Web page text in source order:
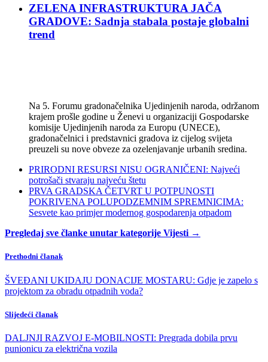
ZELENA INFRASTRUKTURA JAČA
GRADOVE: Sadnja stabala postaje globalni
trend
Na 5. Forumu gradonačelnika Ujedinjenih naroda, održanom
krajem prošle godine u Ženevi u organizaciji Gospodarske
komisije Ujedinjenih naroda za Europu (UNECE),
gradonačelnici i predstavnici gradova iz cijelog svijeta
preuzeli su nove obveze za ozelenjavanje urbanih sredina.
PRIRODNI RESURSI NISU OGRANIČENI: Najveći
potrošači stvaraju najveću štetu
PRVA GRADSKA ČETVRT U POTPUNOSTI
POKRIVENA POLUPODZEMNIM SPREMNICIMA:
Sesvete kao primjer modernog gospodarenja otpadom
Pregledaj sve članke unutar kategorije Vijesti →
Prethodni članak
ŠVEĐANI UKIDAJU DONACIJE MOSTARU: Gdje je zapelo s
projektom za obradu otpadnih voda?
Slijedeći članak
DALJNJI RAZVOJ E-MOBILNOSTI: Pregrada dobila prvu
punionicu za električna vozila